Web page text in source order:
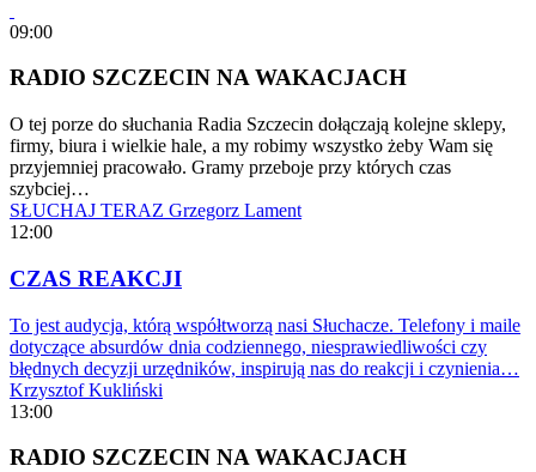
09:00
RADIO SZCZECIN NA WAKACJACH
O tej porze do słuchania Radia Szczecin dołączają kolejne sklepy,
firmy, biura i wielkie hale, a my robimy wszystko żeby Wam się
przyjemniej pracowało. Gramy przeboje przy których czas
szybciej…
SŁUCHAJ TERAZ Grzegorz Lament
12:00
CZAS REAKCJI
To jest audycja, którą współtworzą nasi Słuchacze. Telefony i maile
dotyczące absurdów dnia codziennego, niesprawiedliwości czy
błędnych decyzji urzędników, inspirują nas do reakcji i czynienia…
Krzysztof Kukliński
13:00
RADIO SZCZECIN NA WAKACJACH